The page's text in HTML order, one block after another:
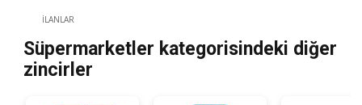
İLANLAR
Süpermarketler kategorisindeki diğer
zincirler